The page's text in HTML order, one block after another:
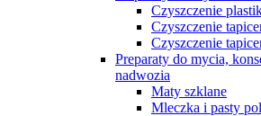
Czyszczenie
Czyszczenie
Czyszczenie
Preparaty do mycia,
nadwozia
Maty szklane
Mleczka i pasty